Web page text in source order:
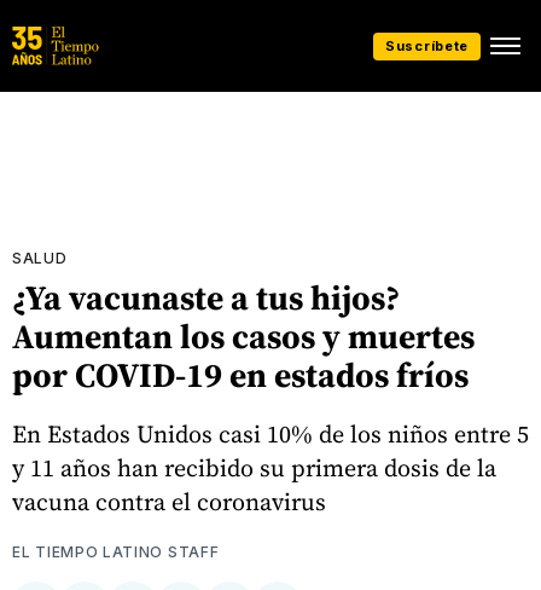
Suscríbete
SALUD
¿Ya vacunaste a tus hijos?
Aumentan los casos y muertes
por COVID-19 en estados fríos
En Estados Unidos casi 10% de los niños entre 5
y 11 años han recibido su primera dosis de la
vacuna contra el coronavirus
EL TIEMPO LATINO STAFF